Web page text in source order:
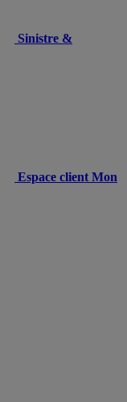
Sinistre &
Espace client Mon